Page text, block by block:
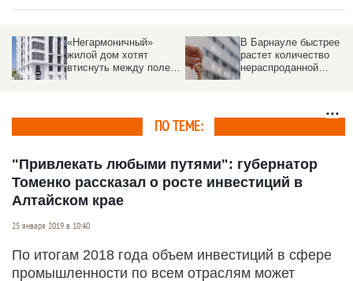
«Негармоничный»
жилой дом хотят
втиснуть между полем
В Барнауле быстрее
растет количество
нераспроданной
ПО ТЕМЕ:
"Привлекать любыми путями": губернатор
Томенко рассказал о росте инвестиций в
Алтайском крае
25 января 2019 в 10:40
По итогам 2018 года объем инвестиций в сфере
промышленности по всем отраслям может